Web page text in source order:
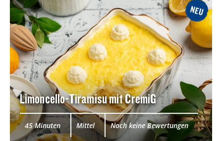
NEU
Limoncello-Tiramisu mit CremiG
45 Minuten Mittel Noch keine Bewertungen